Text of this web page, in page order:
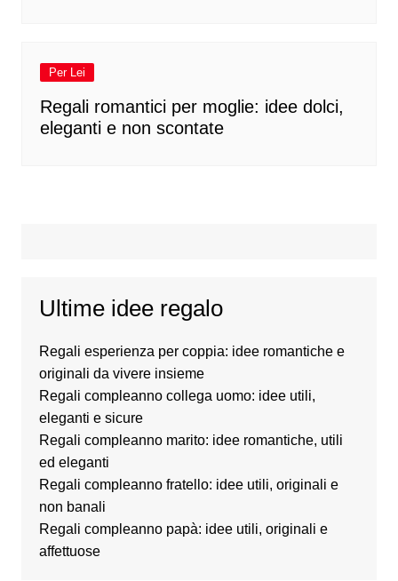
Per Lei
Regali romantici per moglie: idee dolci,
eleganti e non scontate
Ultime idee regalo
Regali esperienza per coppia: idee romantiche e
originali da vivere insieme
Regali compleanno collega uomo: idee utili,
eleganti e sicure
Regali compleanno marito: idee romantiche, utili
ed eleganti
Regali compleanno fratello: idee utili, originali e
non banali
Regali compleanno papà: idee utili, originali e
affettuose